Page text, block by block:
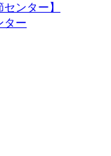
ンター】
ター